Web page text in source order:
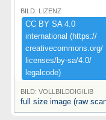
BILD: LIZENZ
CC ​BY ​SA ​4.​0 ​
international ​(​https:​/​/​
creativecommons.​org/​
licenses/​by-​sa/​4.​0/​
legalcode)​
BILD: VOLLBILDDIGILIB
full size image (raw